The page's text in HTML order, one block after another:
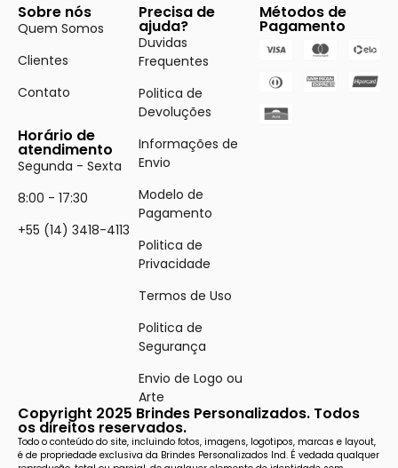
Sobre nós
Quem Somos
Clientes
Contato
Horário de
atendimento
Segunda - Sexta
8:00 - 17:30
+55 (14) 3418-4113
Precisa de
ajuda?
Duvidas
Frequentes
Politica de
Devoluções
Informações de
Envio
Modelo de
Pagamento
Politica de
Privacidade
Termos de Uso
Politica de
Segurança
Envio de Logo ou
Arte
Métodos de
Pagamento
Copyright 2025 Brindes Personalizados. Todos
os direitos reservados.
Todo o conteúdo do site, incluindo fotos, imagens, logotipos, marcas e layout,
é de propriedade exclusiva da Brindes Personalizados Ind. É vedada qualquer